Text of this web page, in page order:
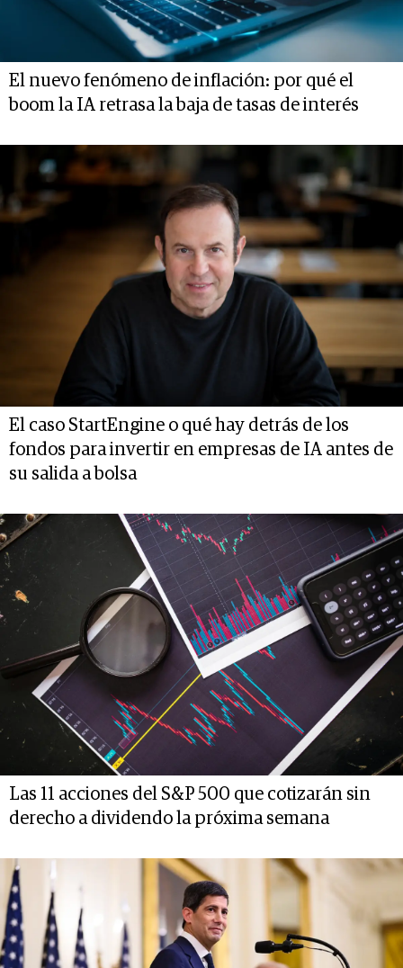
El nuevo fenómeno de inflación: por qué el
boom la IA retrasa la baja de tasas de interés
El caso StartEngine o qué hay detrás de los
fondos para invertir en empresas de IA antes de
su salida a bolsa
Las 11 acciones del S&P 500 que cotizarán sin
derecho a dividendo la próxima semana